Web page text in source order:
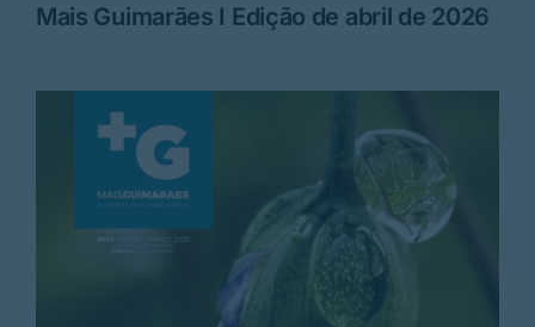
Mais Guimarães I Edição de abril de 2026